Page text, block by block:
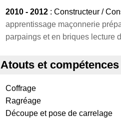
2010 - 2012 : Constructeur /
apprentissage maçonnerie
parpaings et en briques lecture
Atouts et compétences
Coffrage
Ragréage
Découpe et pose de carrelage